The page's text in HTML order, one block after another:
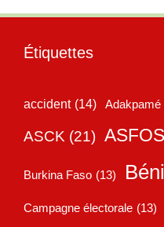
Étiquettes
accident (14) Adakpamé
ASCK (21)
Burkina Faso (13)
Campagne électorale (13)